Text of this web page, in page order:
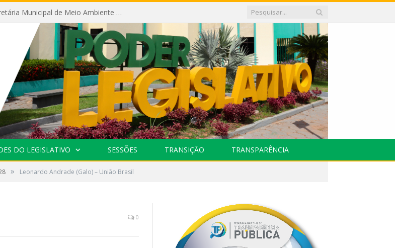
Câmara recebe palestra da Secretária Municipal de Meio Ambiente sobre as ações da “SEMANA DO MEIO AMBIENTE”
DO LEGISLATIVO SESSÕES TRANSIÇÃO TRANSPARÊNCIA
» Leonardo Andrade (Galo) – União Brasil
0